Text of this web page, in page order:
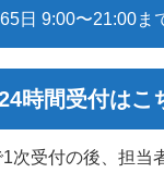
日 9:00〜21:00ま
時間受付はこ
次受付の後、担当